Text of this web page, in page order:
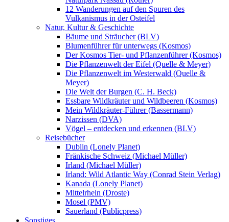
12 Wanderungen auf den Spuren des
Vulkanismus in der Osteifel
Natur, Kultur & Geschichte
Bäume und Sträucher (BLV)
Blumenführer für unterwegs (Kosmos)
Der Kosmos Tier- und Pflanzenführer (Kosmos)
Die Pflanzenwelt der Eifel (Quelle & Meyer)
Die Pflanzenwelt im Westerwald (Quelle &
Meyer)
Die Welt der Burgen (C. H. Beck)
Essbare Wildkräuter und Wildbeeren (Kosmos)
Mein Wildkräuter-Führer (Bassermann)
Narzissen (DVA)
Vögel – entdecken und erkennen (BLV)
Reisebücher
Dublin (Lonely Planet)
Fränkische Schweiz (Michael Müller)
Irland (Michael Müller)
Irland: Wild Atlantic Way (Conrad Stein Verlag)
Kanada (Lonely Planet)
Mittelrhein (Droste)
Mosel (PMV)
Sauerland (Publicpress)
Sonstiges